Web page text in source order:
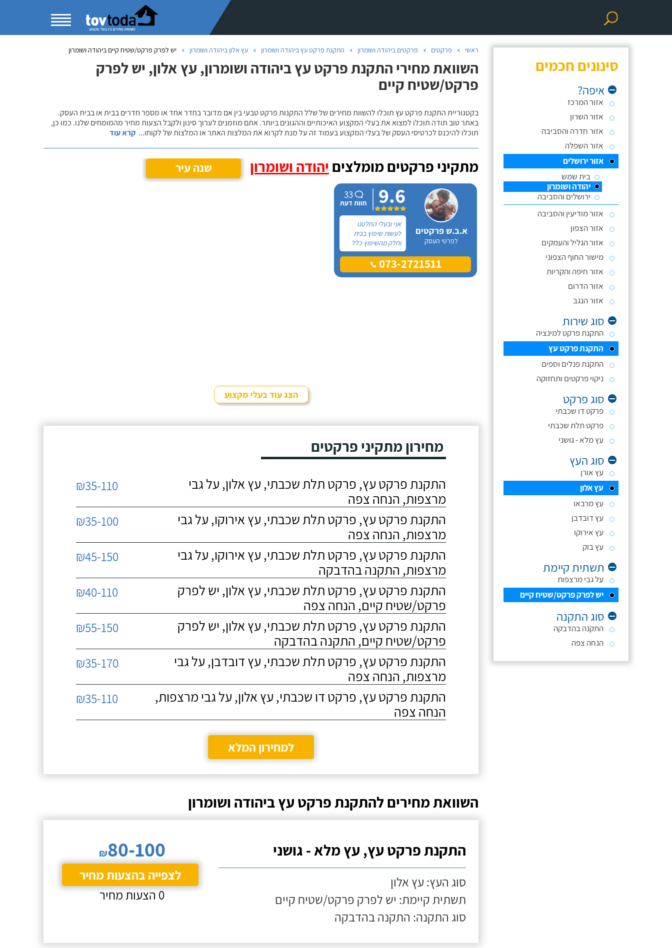
סינונים חכמים
איפה?
אזור המרכז
אזור השרון
אזור חדרה והסביבה
אזור השפלה
אזור ירושלים
בית שמש
יהודה ושומרון
ירושלים והסביבה
אזור מודיעין והסביבה
אזור הצפון
אזור הגליל והעמקים
מישור החוף הצפוני
אזור חיפה והקריות
אזור הדרום
אזור הנגב
סוג שירות
התקנת פרקט למינציה
התקנת פרקט עץ
התקנת פנלים וספים
ניקוי פרקטים ותחזוקה
סוג פרקט
פרקט דו שכבתי
פרקט תלת שכבתי
עץ מלא - גושני
סוג העץ
עץ אורן
עץ אלון
עץ מרבאו
עץ דובדבן
עץ אירוקו
עץ בוק
תשתית קיימת
על גבי מרצפות
יש לפרק פרקט/שטיח קיים
סוג התקנה
התקנה בהדבקה
הנחה צפה
ראשי פרקטים פרקטים ביהודה ושומרון התקנת פרקט עץ ביהודה ושומרון עץ אלון ביהודה ושומרון יש לפרק פרקט/שטיח קיים ביהודה ושומרון
השוואת מחירי התקנת פרקט עץ ביהודה ושומרון, עץ אלון, יש לפרק
פרקט/שטיח קיים
בקטגוריית התקנת פרקט עץ תוכלו להשוות מחירים של שלל התקנות פרקט טבעי בין אם מדובר בחדר אחד או מספר חדרים בבית או בבית העסק.
באתר טוב תודה תוכלו למצוא את בעלי המקצוע האיכותיים וההגונים ביותר. אתם מוזמנים לערוך סינון ולקבל הצעות מחיר מהמומחים שלנו. כמו כן,
תוכלו להיכנס לכרטיסי העסק של בעלי המקצוע בעמוד זה על מנת לקרוא את המלצות האתר או המלצות של לקוחו... קרא עוד
מתקיני פרקטים מומלצים יהודה ושומרון שנה עיר
א.ב.ש פרקטים
לפרטי העסק
9.6
33
חוות דעת
אני ובעלי החלטנו
לעשות שיפוץ בבית
וחלק מהשיפוץ כלל
פרקט למינציה שיותקן
מעל הריצוף (הישן)
הקיים. קנינו את
073-2721511
הצג עוד בעלי מקצוע
מחירון מתקיני פרקטים
התקנת פרקט עץ, פרקט תלת שכבתי, עץ אלון, על גבי
מרצפות, הנחה צפה
₪35-110
התקנת פרקט עץ, פרקט תלת שכבתי, עץ אירוקו, על גבי
מרצפות, הנחה צפה
₪35-100
התקנת פרקט עץ, פרקט תלת שכבתי, עץ אירוקו, על גבי
מרצפות, התקנה בהדבקה
₪45-150
התקנת פרקט עץ, פרקט תלת שכבתי, עץ אלון, יש לפרק
פרקט/שטיח קיים, הנחה צפה
₪40-110
התקנת פרקט עץ, פרקט תלת שכבתי, עץ אלון, יש לפרק
פרקט/שטיח קיים, התקנה בהדבקה
₪55-150
התקנת פרקט עץ, פרקט תלת שכבתי, עץ דובדבן, על גבי
מרצפות, הנחה צפה
₪35-170
התקנת פרקט עץ, פרקט דו שכבתי, עץ אלון, על גבי מרצפות,
הנחה צפה
₪35-110
למחירון המלא
השוואת מחירים להתקנת פרקט עץ ביהודה ושומרון
התקנת פרקט עץ, עץ מלא - גושני
סוג העץ: עץ אלון
תשתית קיימת: יש לפרק פרקט/שטיח קיים
סוג התקנה: התקנה בהדבקה
₪80-100
לצפייה בהצעות מחיר
0 הצעות מחיר